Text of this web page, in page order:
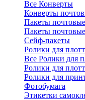
Все Конверты
Конверты
Пакеты почтовые
Пакеты почтовые
Сейф-пакеты
Ролики для
Все Ролики для
Ролики для
Ролики для
Фотобумага
Этикетки